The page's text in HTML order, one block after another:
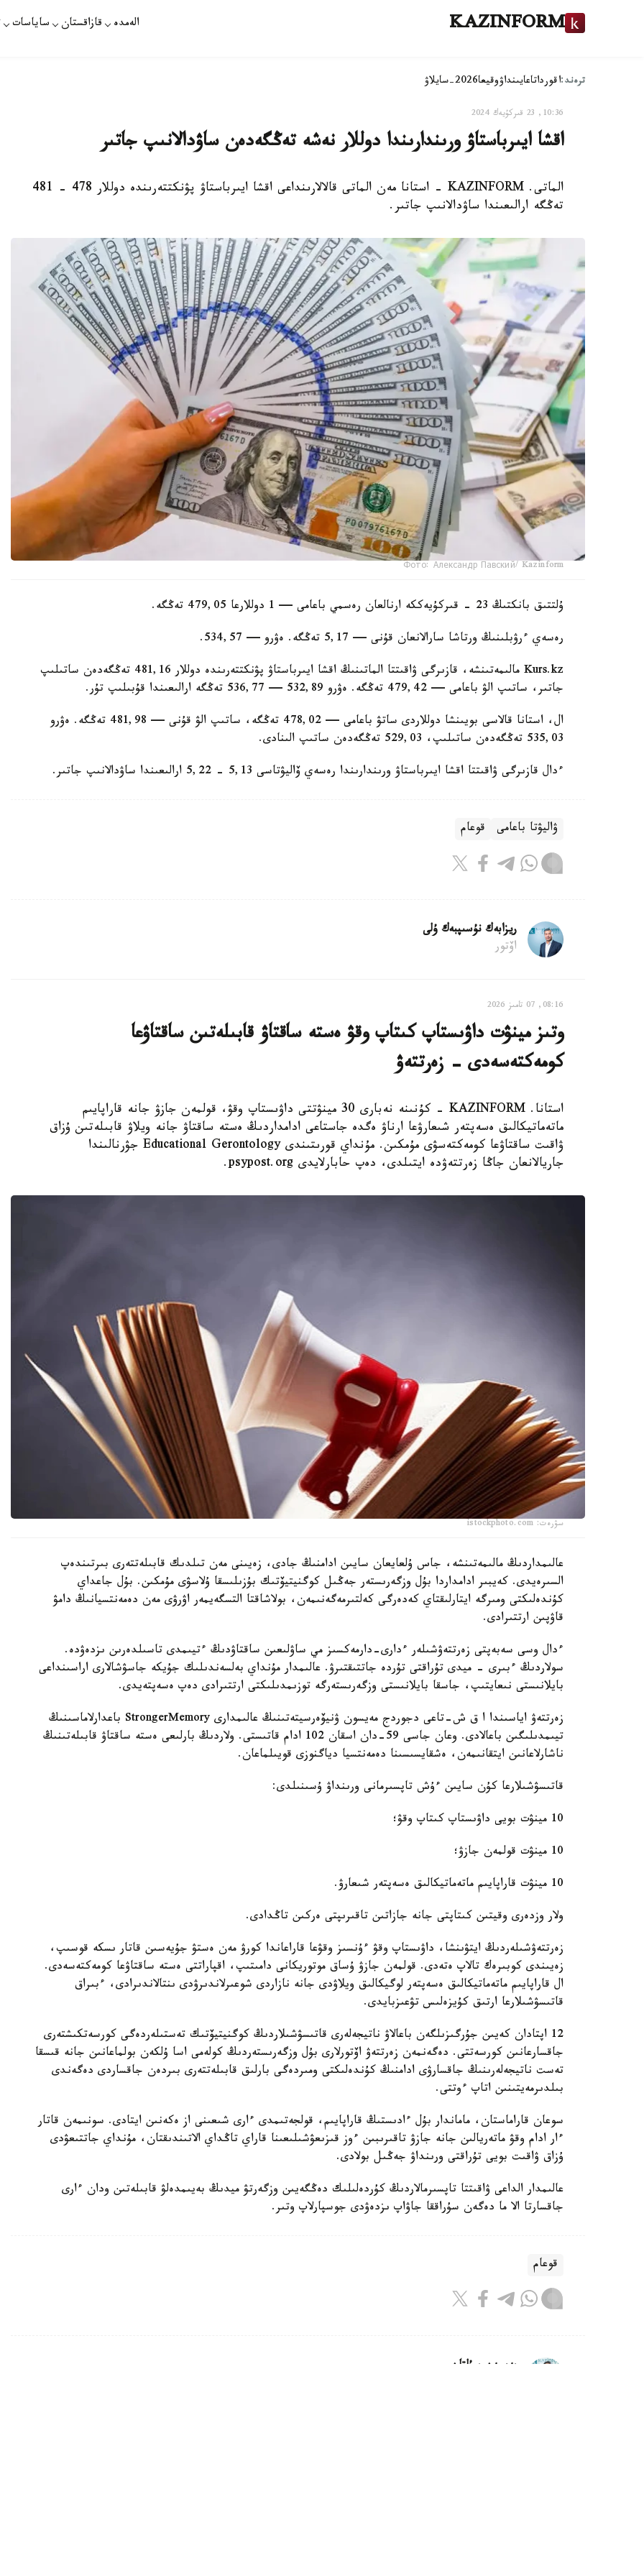
KAZINFORM الەمدە قازاقستان ساياسات
ترەند:اقورداتاعايىنداۋوقيعا2026-سايلاۋ
10:36, 23 قىركۇيەك 2024
اقشا ايىرباستاۋ ورىندارىندا دوللار نەشە تەڭگەدەن ساۋدالانىپ جاتىر
الماتى. KAZINFORM - استانا مەن الماتى قالالارىنداعى اقشا ايىرباستاۋ پۋنكتتەرىندە دوللار 478 - 481
تەڭگە ارالىعىندا ساۋدالانىپ جاتىر.
Фото: Александр Павский/ Kazinform
ۇلتتىق بانكتىڭ 23 - قىركۇيەككە ارنالعان رەسمي باعامى — 1 دوللارعا 479,05 تەڭگە.
رەسەي ءرۋبلىنىڭ ورتاشا سارالانعان قۇنى — 5,17 تەڭگە. ەۋرو — 534,57.
Kurs.kz مالىمەتىنشە، قازىرگى ۋاقىتتا الماتىنىڭ اقشا ايىرباستاۋ پۋنكتتەرىندە دوللار 481,16 تەڭگەدەن ساتىلىپ
جاتىر، ساتىپ الۋ باعامى — 479,42 تەڭگە. ەۋرو 532,89 — 536,77 تەڭگە ارالىعىندا قۇبىلىپ تۇر.
ال، استانا قالاسى بويىنشا دوللاردى ساتۋ باعامى — 478,02 تەڭگە، ساتىپ الۋ قۇنى — 481,98 تەڭگە. ەۋرو
535,03 تەڭگەدەن ساتىلىپ، 529,03 تەڭگەدەن ساتىپ الىنادى.
ءدال قازىرگى ۋاقىتتا اقشا ايىرباستاۋ ورىندارىندا رەسەي ۆاليۋتاسى 5,13 - 5,22 ارالىعىندا ساۋدالانىپ جاتىر.
ۋاليۋتا باعامى قوعام
ريزابەك نۇسىپبەك ۇلى
اۆتور
08:16, 07 تامىز 2026
وتىز مينۋت داۋىستاپ كىتاپ وقۋ ەستە ساقتاۋ قابىلەتىن ساقتاۋعا
كومەكتەسەدى - زەرتتەۋ
استانا. KAZINFORM - كۇنىنە نەبارى 30 مينۋتتى داۋىستاپ وقۋ، قولمەن جازۋ جانە قاراپايىم
ماتەماتيكالىق ەسەپتەر شىعارۋعا ارناۋ ەگدە جاستاعى ادامداردىڭ ەستە ساقتاۋ جانە ويلاۋ قابىلەتىن ۇزاق
ۋاقىت ساقتاۋعا كومەكتەسۋى مۇمكىن. مۇنداي قورىتىندى Educational Gerontology جۋرنالىندا
جاريالانعان جاڭا زەرتتەۋدە ايتىلدى، دەپ حابارلايدى psypost.org.
سۋرەت: istockphoto.com
عالىمداردىڭ مالىمەتىنشە، جاس ۇلعايعان سايىن ادامنىڭ جادى، زەيىنى مەن تىلدىك قابىلەتتەرى بىرتىندەپ
السىرەيدى. كەيبىر ادامداردا بۇل وزگەرىستەر جەڭىل كوگنيتيۆتىك بۇزىلىسقا ۇلاسۋى مۇمكىن. بۇل جاعداي
كۇندەلىكتى ومىرگە ايتارلىقتاي كەدەرگى كەلتىرمەگەنىمەن، بولاشاقتا التسگەيمەر اۋرۋى مەن دەمەنتسيانىڭ دامۋ
قاۋپىن ارتتىرادى.
ءدال وسى سەبەپتى زەرتتەۋشىلەر ءدارى-دارمەكسىز مي ساۋلىعىن ساقتاۋدىڭ ءتيىمدى تاسىلدەرىن ىزدەۋدە.
سولاردىڭ ءبىرى - ميدى تۇراقتى تۇردە جاتتىقتىرۋ. عالىمدار مۇنداي بەلسەندىلىك جۇيكە جاسۋشالارى اراسىنداعى
بايلانىستى نىعايتىپ، جاسقا بايلانىستى وزگەرىستەرگە توزىمدىلىكتى ارتتىرادى دەپ ەسەپتەيدى.
زەرتتەۋ اياسىندا ا ق ش-تاعى دجوردج مەيسون ۋنيۆەرسيتەتىنىڭ عالىمدارى StrongerMemory باعدارلاماسىنىڭ
تيىمدىلىگىن باعالادى. وعان جاسى 59-دان اسقان 102 ادام قاتىستى. ولاردىڭ بارلىعى ەستە ساقتاۋ قابىلەتىنىڭ
ناشارلاعانىن ايتقانىمەن، ەشقايسىسىنا دەمەنتسيا دياگنوزى قويىلماعان.
قاتىسۋشىلارعا كۇن سايىن ءۇش تاپسىرمانى ورىنداۋ ۇسىنىلدى:
10 مينۋت بويى داۋىستاپ كىتاپ وقۋ؛
10 مينۋت قولمەن جازۋ؛
10 مينۋت قاراپايىم ماتەماتيكالىق ەسەپتەر شىعارۋ.
ولار وزدەرى وقيتىن كىتاپتى جانە جازاتىن تاقىرىپتى ەركىن تاڭدادى.
زەرتتەۋشىلەردىڭ ايتۋىنشا، داۋىستاپ وقۋ ءۇنسىز وقۋعا قاراعاندا كورۋ مەن ەستۋ جۇيەسىن قاتار ىسكە قوسىپ،
زەيىندى كوبىرەك تالاپ ەتەدى. قولمەن جازۋ ۇساق موتوريكانى دامىتىپ، اقپاراتتى ەستە ساقتاۋعا كومەكتەسەدى.
ال قاراپايىم ماتەماتيكالىق ەسەپتەر لوگيكالىق ويلاۋدى جانە نازاردى شوعىرلاندىرۋدى ىنتالاندىرادى، ءبىراق
قاتىسۋشىلارعا ارتىق كۇيزەلىس تۋعىزبايدى.
12 اپتادان كەيىن جۇرگىزىلگەن باعالاۋ ناتيجەلەرى قاتىسۋشىلاردىڭ كوگنيتيۆتىك تەستىلەردەگى كورسەتكىشتەرى
جاقسارعانىن كورسەتتى. دەگەنمەن زەرتتەۋ اۆتورلارى بۇل وزگەرىستەردىڭ كولەمى اسا ۇلكەن بولماعانىن جانە قىسقا
تەست ناتيجەلەرىنىڭ جاقسارۋى ادامنىڭ كۇندەلىكتى ومىردەگى بارلىق قابىلەتتەرى بىردەن جاقساردى دەگەندى
بىلدىرمەيتىنىن اتاپ ءوتتى.
سوعان قاراماستان، ماماندار بۇل ءادىستىڭ قاراپايىم، قولجەتىمدى ءارى شىعىنى از ەكەنىن ايتادى. سونىمەن قاتار
ءار ادام وقۋ ماتەريالىن جانە جازۋ تاقىرىبىن ءوز قىزىعۋشىلىعىنا قاراي تاڭداي الاتىندىقتان، مۇنداي جاتتىعۋدى
ۇزاق ۋاقىت بويى تۇراقتى ورىنداۋ جەڭىل بولادى.
عالىمدار الداعى ۋاقىتتا تاپسىرمالاردىڭ كۇردەلىلىك دەڭگەيىن وزگەرتۋ ميدىڭ بەيىمدەلۋ قابىلەتىن ودان ءارى
جاقسارتا الا ما دەگەن سۇراققا جاۋاپ ىزدەۋدى جوسپارلاپ وتىر.
قوعام
بەيسەن سۇلتان